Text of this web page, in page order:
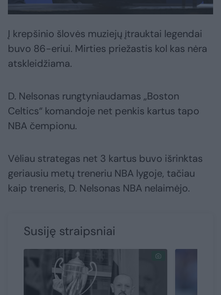
Į krepšinio šlovės muziejų įtrauktai legendai
buvo 86-eriui. Mirties priežastis kol kas nėra
atskleidžiama.
D. Nelsonas rungtyniaudamas „Boston
Celtics“ komandoje net penkis kartus tapo
NBA čempionu.
Vėliau strategas net 3 kartus buvo išrinktas
geriausiu metų treneriu NBA lygoje, tačiau
kaip treneris, D. Nelsonas NBA nelaimėjo.
Susiję straipsniai